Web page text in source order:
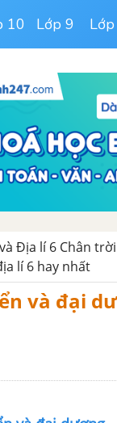
10 Lớp 9
Địa lí 6 Chân
lí 6 hay nhất
và đại